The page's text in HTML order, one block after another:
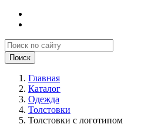
Поиск
Главная
Каталог
Одежда
Толстовки
Толстовки с логотипом